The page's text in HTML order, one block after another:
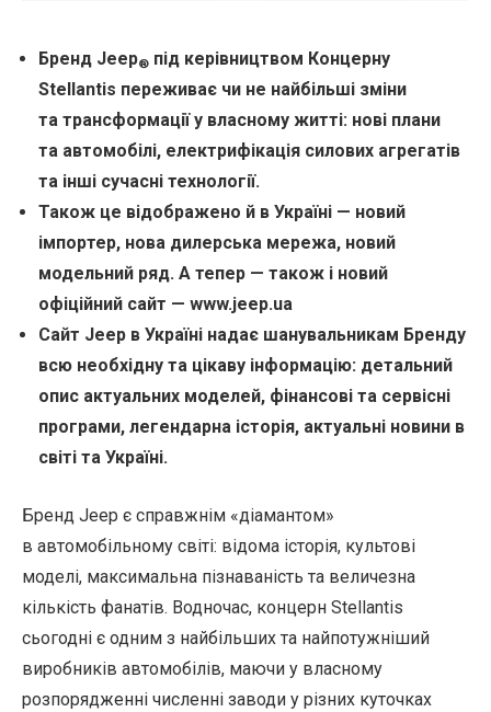
Бренд Jeep® під керівництвом Концерну
Stellantis переживає чи не найбільші зміни
та трансформації у власному житті: нові плани
та автомобілі, електрифікація силових агрегатів
та інші сучасні технології.
Також це відображено й в Україні — новий
імпортер, нова дилерська мережа, новий
модельний ряд. А тепер — також і новий
офіційний сайт — www.jeep.ua
Сайт Jeep в Україні надає шанувальникам Бренду
всю необхідну та цікаву інформацію: детальний
опис актуальних моделей, фінансові та сервісні
програми, легендарна історія, актуальні новини в
світі та Україні.
Бренд Jeep є справжнім «діамантом»
в автомобільному світі: відома історія, культові
моделі, максимальна пізнаваність та величезна
кількість фанатів. Водночас, концерн Stellantis
сьогодні є одним з найбільших та найпотужніший
виробників автомобілів, маючи у власному
розпорядженні численні заводи у різних куточках